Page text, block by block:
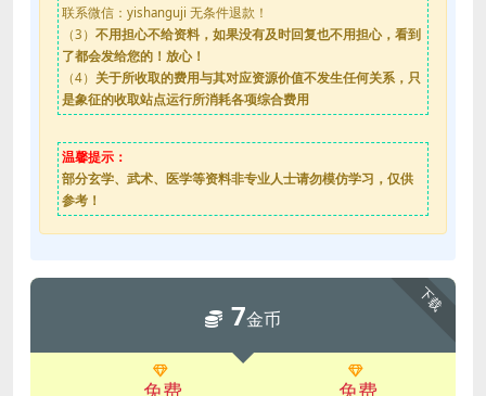
联系微信：yishanguji 无条件退款！
（3） 不用担心不给资料，如果没有及时回复也不用担心，看到
了都会发给您的！放心！
（4） 关于所收取的费用与其对应资源价值不发生任何关系，只
是象征的收取站点运行所消耗各项综合费用
温馨提示：
部分玄学、武术、医学等资料非专业人士请勿模仿学习，仅供
参考！
下载
7金币
免费 免费